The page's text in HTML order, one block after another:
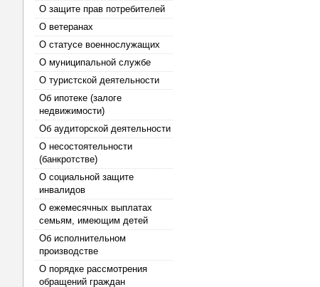
О защите прав потребителей
О ветеранах
О статусе военнослужащих
О муниципальной службе
О туристской деятельности
Об ипотеке (залоге
недвижимости)
Об аудиторской деятельности
О несостоятельности
(банкротстве)
О социальной защите
инвалидов
О ежемесячных выплатах
семьям, имеющим детей
Об исполнительном
производстве
О порядке рассмотрения
обращений граждан